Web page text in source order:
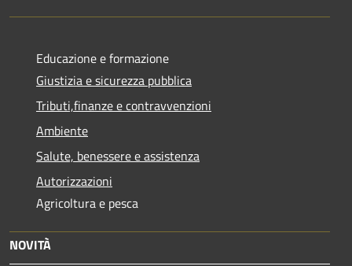
Educazione e formazione
Giustizia e sicurezza pubblica
Tributi,finanze e contravvenzioni
Ambiente
Salute, benessere e assistenza
Autorizzazioni
Agricoltura e pesca
NOVITÀ